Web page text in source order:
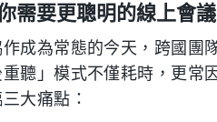
需要更聰明的線上會
成為常態的今天，跨國團
重聽」模式不僅耗時，更
大痛點：